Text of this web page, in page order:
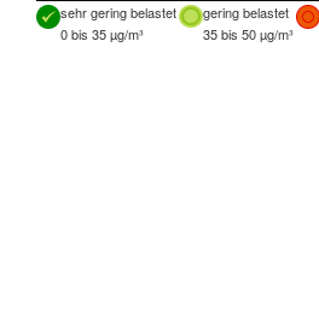
sehr gering belastet gering belastet
0 bis 35 µg/m³
35 bis 50 µg/m³